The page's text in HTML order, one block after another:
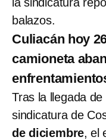
balazos.
Culiacán hoy
camioneta
Tras la llegada
sindicatura de
de diciembre, el